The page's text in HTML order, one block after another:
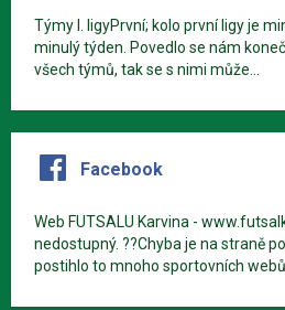
Týmy I. ligyPrvní; kolo první ligy je
minulý týden. Povedlo se nám
všech týmů, tak se s nimi může...
Facebook
Web FUTSALU Karvina -
nedostupný. ??Chyba je na straně
postihlo to mnoho sportovních webů.